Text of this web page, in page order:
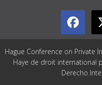
Hague Conference on Private
Haye de droit international
Derecho